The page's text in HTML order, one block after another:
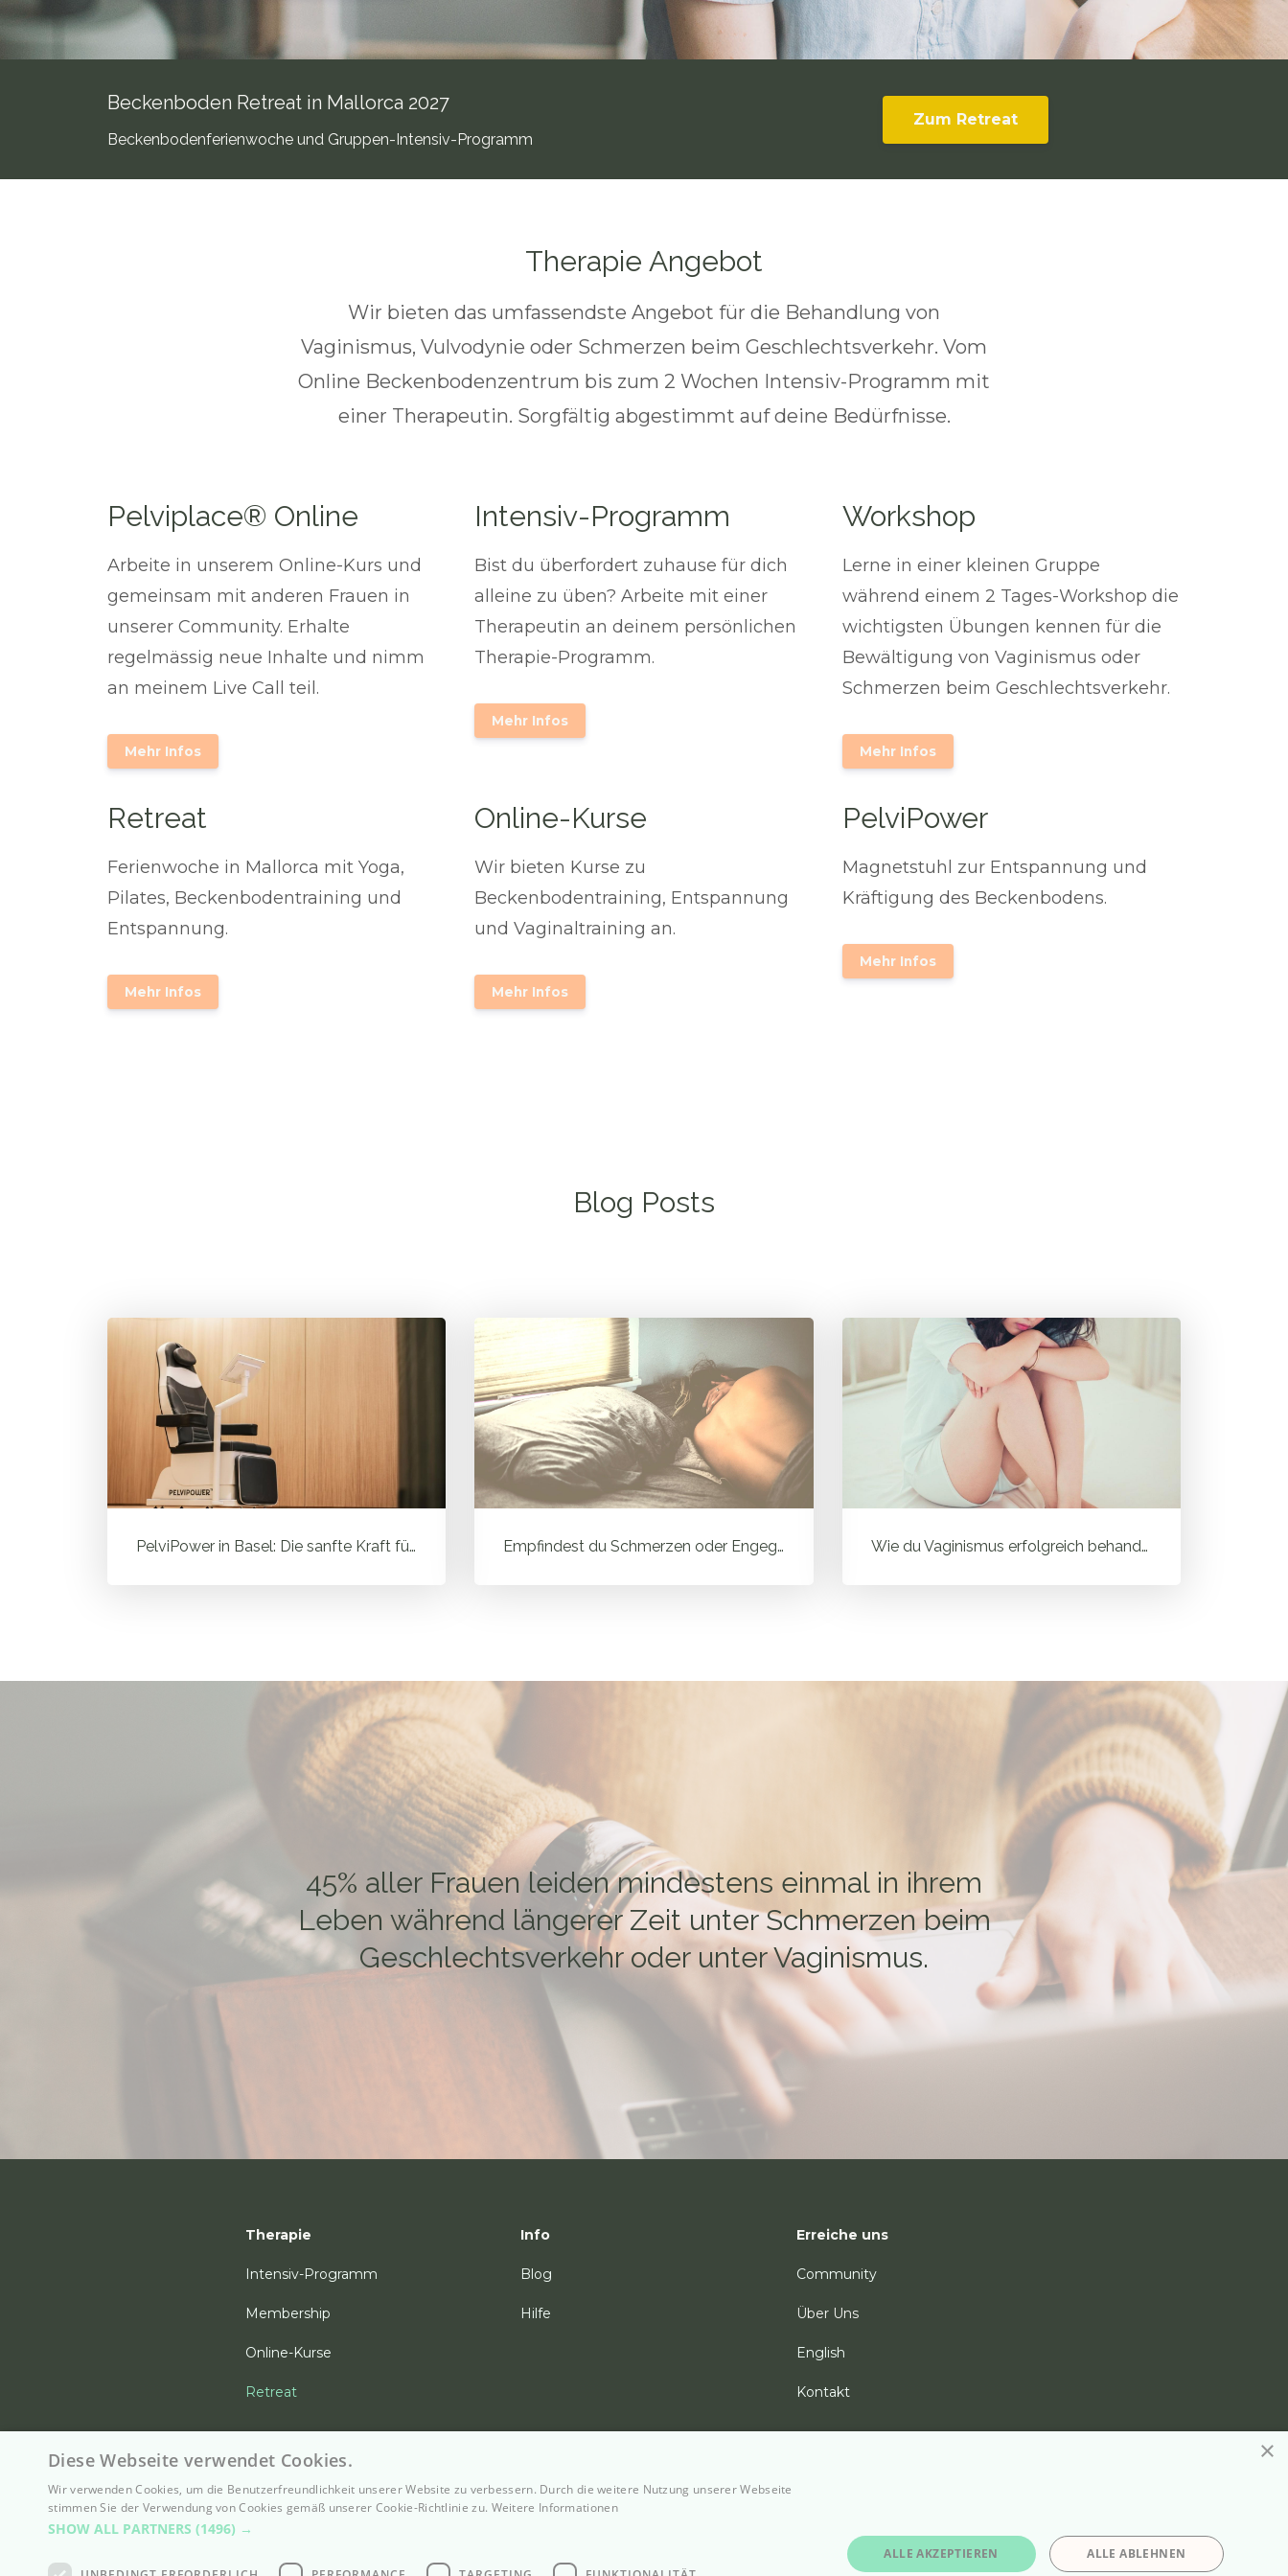
Beckenboden Retreat in Mallorca 2027
Beckenbodenferienwoche und Gruppen-Intensiv-Programm
Zum Retreat
Therapie Angebot
Wir bieten das umfassendste Angebot für die Behandlung von
Vaginismus, Vulvodynie oder Schmerzen beim Geschlechtsverkehr. Vom
Online Beckenbodenzentrum bis zum 2 Wochen Intensiv-Programm mit
einer Therapeutin. Sorgfältig abgestimmt auf deine Bedürfnisse.
Pelviplace® Online
Arbeite in unserem Online-Kurs und
gemeinsam mit anderen Frauen in
unserer Community. Erhalte
regelmässig neue Inhalte und nimm
an meinem Live Call teil.
Mehr Infos
Intensiv-Programm
Bist du überfordert zuhause für dich
alleine zu üben? Arbeite mit einer
Therapeutin an deinem persönlichen
Therapie-Programm.
Mehr Infos
Workshop
Lerne in einer kleinen Gruppe
während einem 2 Tages-Workshop die
wichtigsten Übungen kennen für die
Bewältigung von Vaginismus oder
Schmerzen beim Geschlechtsverkehr.
Mehr Infos
Retreat
Ferienwoche in Mallorca mit Yoga,
Pilates, Beckenbodentraining und
Entspannung.
Mehr Infos
Online-Kurse
Wir bieten Kurse zu
Beckenbodentraining, Entspannung
und Vaginaltraining an.
Mehr Infos
PelviPower
Magnetstuhl zur Entspannung und
Kräftigung des Beckenbodens.
Mehr Infos
Blog Posts
PelviPower in Basel: Die sanfte Kraft für deinen Beckenboden Empfindest du Schmerzen oder Engegefühl beim Geschlechtsverkehr? 7 ... Wie du Vaginismus erfolgreich behandelst und warum ein ganzheitlich...
45% aller Frauen leiden mindestens einmal in ihrem
Leben während längerer Zeit unter Schmerzen beim
Geschlechtsverkehr oder unter Vaginismus.
Therapie
Intensiv-Programm
Membership
Online-Kurse
Retreat
Info
Blog
Hilfe
Erreiche uns
Community
Über Uns
English
Kontakt
© 2026 PelviPlace AG
Policies & Terms of Service Kontakt
×
Diese Webseite verwendet Cookies.
Wir verwenden Cookies, um die Benutzerfreundlichkeit unserer Website zu verbessern. Durch die weitere Nutzung unserer Webseite
stimmen Sie der Verwendung von Cookies gemäß unserer Cookie-Richtlinie zu. Weitere Informationen
SHOW ALL PARTNERS (1496) →
ALLE AKZEPTIEREN ALLE ABLEHNEN